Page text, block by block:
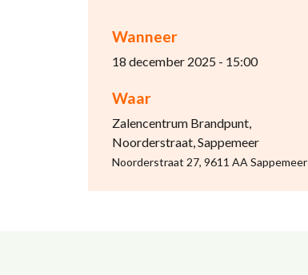
Wanneer
18 december 2025 - 15:00
Waar
Zalencentrum Brandpunt,
Noorderstraat, Sappemeer
Noorderstraat 27, 9611 AA Sappemeer